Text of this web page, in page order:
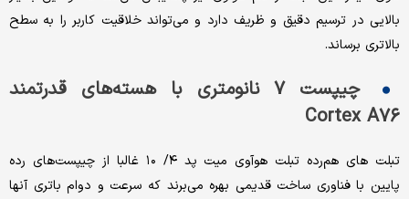
بالایی در ترسیم دقیق و ظریف دارد و می‌تواند خلاقیت کاربر را به سطح
بالاتری برساند.
چیپست ۷ نانومتری با هسته‌های قدرتمند
Cortex A۷۶
تبلت های هم‌رده تبلت هوآوی میت پد ۴/ ۱۰ غالبا از چیپست‌های رده
پایین با فناوری ساخت قدیمی بهره می‌برند که سرعت و دوام باتری آنها